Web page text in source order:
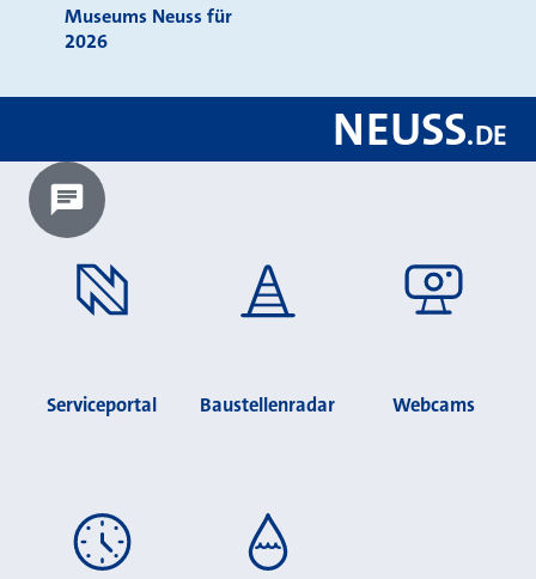
Museums Neuss für
2026
NEUSS.DE
Chatbot laden?
Serviceportal Baustellenradar Webcams